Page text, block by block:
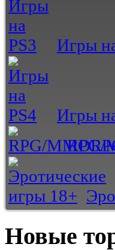
Игры
Игры
RPG/
Новые